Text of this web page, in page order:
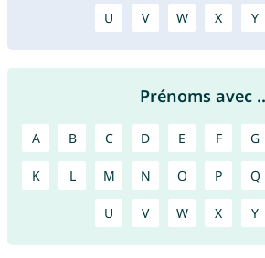
U V W X Y
Prénoms avec
A B C D E F G
K L M N O P Q
U V W X Y